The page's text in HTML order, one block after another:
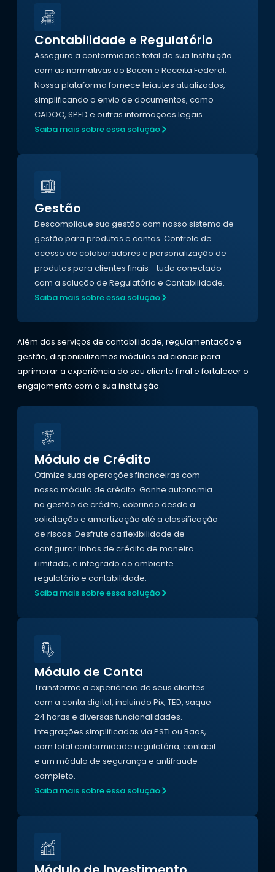
Contabilidade e Regulatório
Assegure a conformidade total de sua Instituição
com as normativas do Bacen e Receita Federal.
Nossa plataforma fornece leiautes atualizados,
simplificando o envio de documentos, como
CADOC, SPED e outras informações legais.
Saiba mais sobre essa solução
Gestão
Descomplique sua gestão com nosso sistema de
gestão para produtos e contas. Controle de
acesso de colaboradores e personalização de
produtos para clientes finais - tudo conectado
com a solução de Regulatório e Contabilidade.
Saiba mais sobre essa solução
Além dos serviços de contabilidade, regulamentação e
gestão, disponibilizamos módulos adicionais para
aprimorar a experiência do seu cliente final e fortalecer o
engajamento com a sua instituição.
Módulo de Crédito
Otimize suas operações financeiras com
nosso módulo de crédito. Ganhe autonomia
na gestão de crédito, cobrindo desde a
solicitação e amortização até a classificação
de riscos. Desfrute da flexibilidade de
configurar linhas de crédito de maneira
ilimitada, e integrado ao ambiente
regulatório e contabilidade.
Saiba mais sobre essa solução
Módulo de Conta
Transforme a experiência de seus clientes
com a conta digital, incluindo Pix, TED, saque
24 horas e diversas funcionalidades.
Integrações simplificadas via PSTI ou Baas,
com total conformidade regulatória, contábil
e um módulo de segurança e antifraude
completo.
Saiba mais sobre essa solução